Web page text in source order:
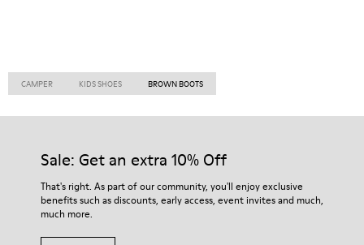
CAMPER KIDS SHOES BROWN BOOTS
Sale: Get an extra 10% Off
That's right. As part of our community, you'll enjoy exclusive
benefits such as discounts, early access, event invites and much,
much more.